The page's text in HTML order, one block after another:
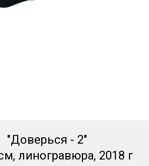
"Доверься - 2"
линогравюра, 2018 г